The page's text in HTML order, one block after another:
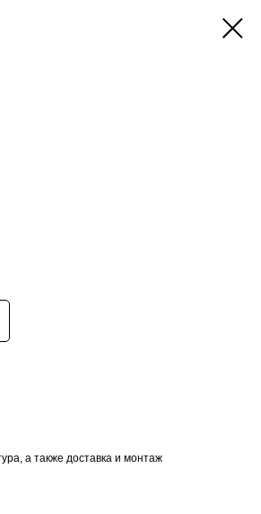
а также доставка и монтаж